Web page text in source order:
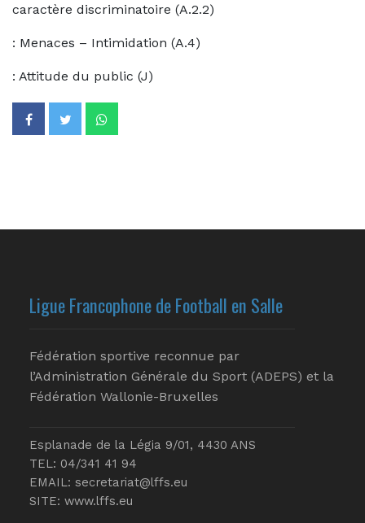
caractère discriminatoire (A.2.2)
: Menaces – Intimidation (A.4)
: Attitude du public (J)
Ligue Francophone de Football en Salle
Fédération sportive reconnue par
l’Administration Générale du Sport (ADEPS) et la
Fédération Wallonie-Bruxelles
Esplanade de la Légia 9/01, 4430 ANS
TEL: 04/341 41 94
EMAIL: secretariat@lffs.eu
SITE: www.lffs.eu